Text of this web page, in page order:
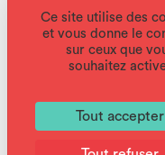
Essai gratuit avant
Livraison à domicile.
Services
Ce site utilise des
et vous donne le
sur ceux que
souhaitez
Tout accepter